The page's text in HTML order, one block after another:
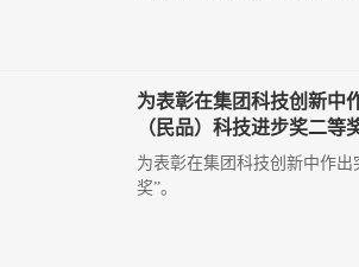
为表彰在集团科技创新中
（民品）科技进步奖二等
为表彰在集团科技创新中作
奖”。